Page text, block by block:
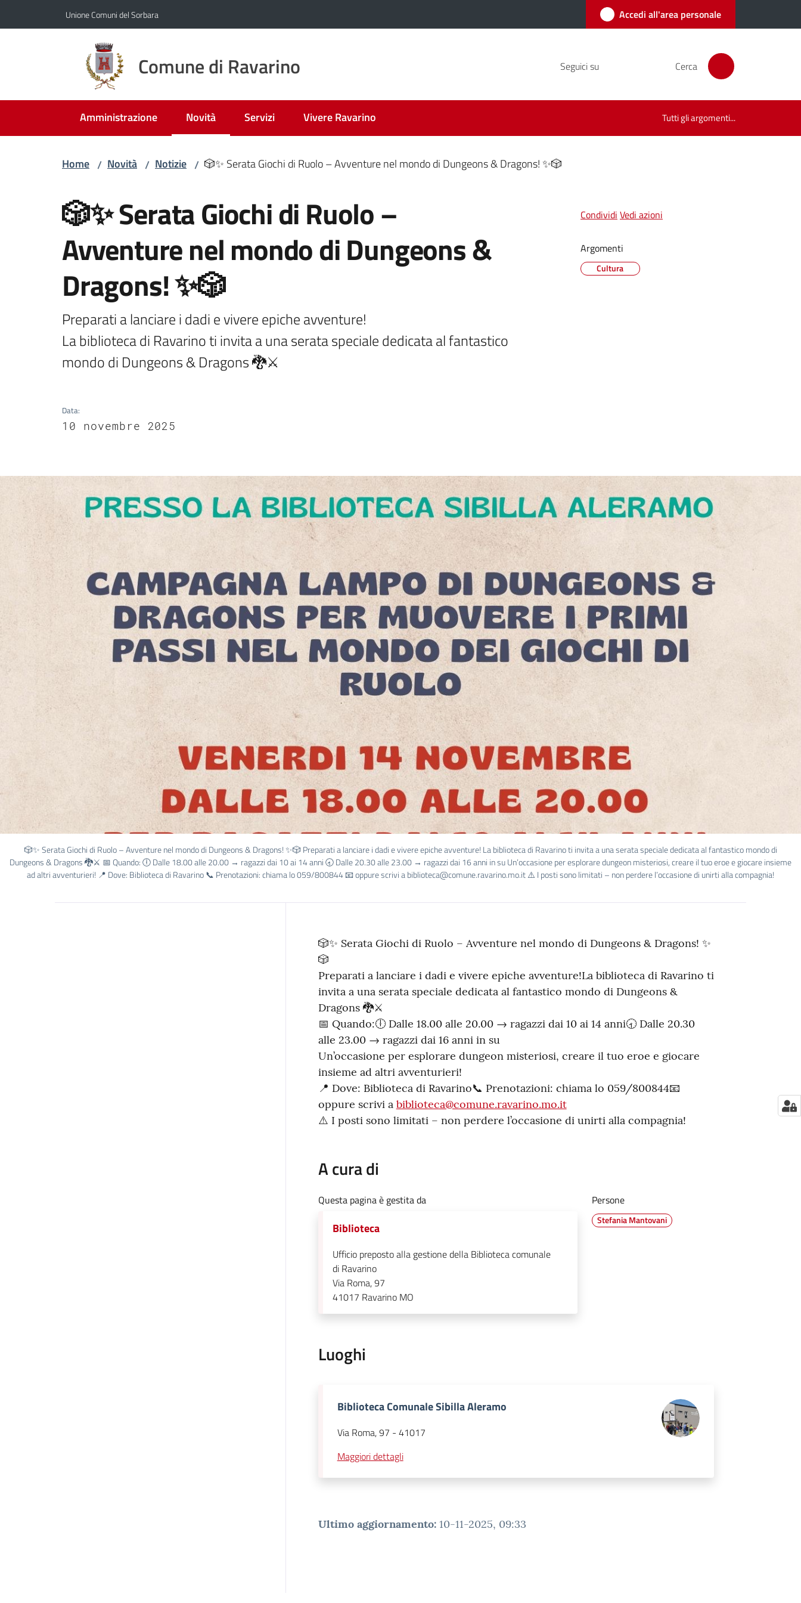
Unione Comuni del Sorbara Accedi all'area personale
Comune di Ravarino Seguici su Cerca
Amministrazione Novità
Menu selezionato
Servizi Vivere Ravarino Tutti gli argomenti...
Home / Novità / Notizie / 🎲✨ Serata Giochi di Ruolo – Avventure nel mondo di Dungeons & Dragons! ✨🎲
Salta al contenuto
🎲✨ Serata Giochi di Ruolo –
Avventure nel mondo di Dungeons &
Dragons! ✨🎲
Preparati a lanciare i dadi e vivere epiche avventure!
La biblioteca di Ravarino ti invita a una serata speciale dedicata al fantastico
mondo di Dungeons & Dragons 🐉⚔️
Data:
10 novembre 2025
Condividi Vedi azioni
Argomenti
Cultura
🎲✨ Serata Giochi di Ruolo – Avventure nel mondo di Dungeons & Dragons! ✨🎲 Preparati a lanciare i dadi e vivere epiche avventure! La biblioteca di Ravarino ti invita a una serata speciale dedicata al fantastico mondo di
Dungeons & Dragons 🐉⚔️ 📅 Quando: 🕕 Dalle 18.00 alle 20.00 → ragazzi dai 10 ai 14 anni 🕣 Dalle 20.30 alle 23.00 → ragazzi dai 16 anni in su Un’occasione per esplorare dungeon misteriosi, creare il tuo eroe e giocare insieme
ad altri avventurieri! 📍 Dove: Biblioteca di Ravarino 📞 Prenotazioni: chiama lo 059/800844 📧 oppure scrivi a biblioteca@comune.ravarino.mo.it ⚠️ I posti sono limitati – non perdere l’occasione di unirti alla compagnia!
Contenuto
🎲✨ Serata Giochi di Ruolo – Avventure nel mondo di Dungeons & Dragons! ✨
🎲
Preparati a lanciare i dadi e vivere epiche avventure!La biblioteca di Ravarino ti
invita a una serata speciale dedicata al fantastico mondo di Dungeons &
Dragons 🐉⚔️
📅 Quando:🕕 Dalle 18.00 alle 20.00 → ragazzi dai 10 ai 14 anni🕣 Dalle 20.30
alle 23.00 → ragazzi dai 16 anni in su
Un’occasione per esplorare dungeon misteriosi, creare il tuo eroe e giocare
insieme ad altri avventurieri!
📍 Dove: Biblioteca di Ravarino📞 Prenotazioni: chiama lo 059/800844📧
oppure scrivi a biblioteca@comune.ravarino.mo.it
⚠️ I posti sono limitati – non perdere l’occasione di unirti alla compagnia!
A cura di
Questa pagina è gestita da
Biblioteca
Ufficio preposto alla gestione della Biblioteca comunale
di Ravarino
Via Roma, 97
41017 Ravarino MO
Persone
Stefania Mantovani
Luoghi
Biblioteca Comunale Sibilla Aleramo
Via Roma, 97 - 41017
Maggiori dettagli
Ultimo aggiornamento: 10-11-2025, 09:33